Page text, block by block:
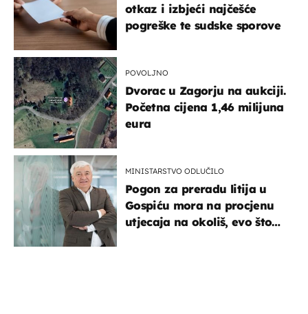
otkaz i izbjeći najčešće
pogreške te sudske sporove
POVOLJNO
Dvorac u Zagorju na aukciji.
Početna cijena 1,46 milijuna
eura
MINISTARSTVO ODLUČILO
Pogon za preradu litija u
Gospiću mora na procjenu
utjecaja na okoliš, evo što